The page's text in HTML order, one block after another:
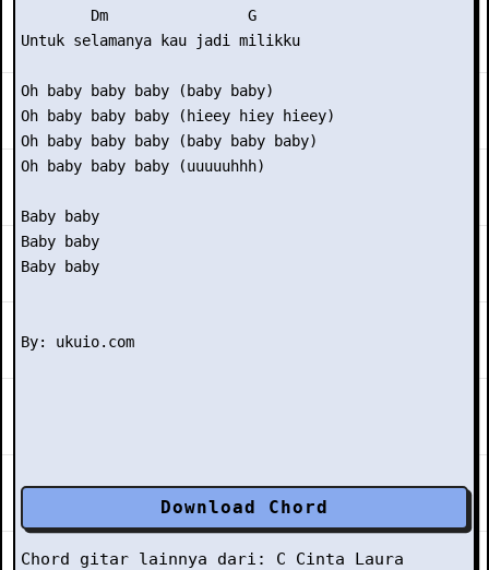
        Dm                G
Untuk selamanya kau jadi milikku
Oh baby baby baby (baby baby)
Oh baby baby baby (hieey hiey hieey)
Oh baby baby baby (baby baby baby)
Oh baby baby baby (uuuuuhhh)
Baby baby
Baby baby
Baby baby
Download Chord
Chord gitar lainnya dari: C Cinta Laura